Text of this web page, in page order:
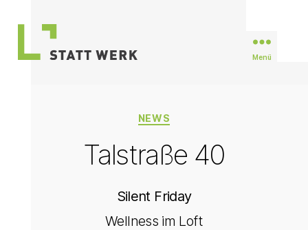
Menü
Kategorien
NEWS
Talstraße 40
Silent Friday
Wellness im Loft